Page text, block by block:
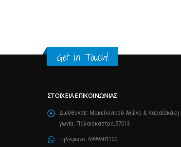
Get in Touch!
ΣΤΟΙΧΕΊΑ ΕΠΙΚΟΙΝΩΝΊΑΣ
Διεύθυνση: Μακεδονικού Αγώνα & Καραΐσκάκη
γωνία, Παλαιόκαστρο,57013
Τηλέφωνο: 6999501100